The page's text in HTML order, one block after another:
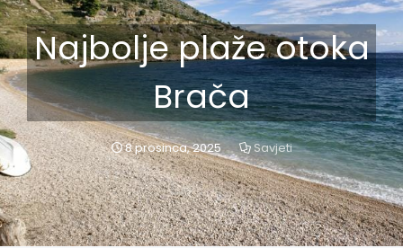
Najbolje plaže otoka
Brača
8 prosinca, 2025 Savjeti